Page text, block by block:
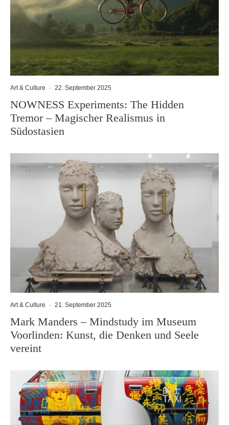
Art & Culture · 22. September 2025
NOWNESS Experiments: The Hidden
Tremor – Magischer Realismus in
Südostasien
Art & Culture · 21. September 2025
Mark Manders – Mindstudy im Museum
Voorlinden: Kunst, die Denken und Seele
vereint